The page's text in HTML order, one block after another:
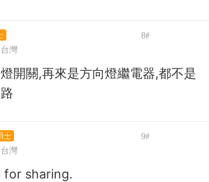
8#
台灣
開關,再來是方向燈繼電器,都不是
士 9#
台灣
for sharing.